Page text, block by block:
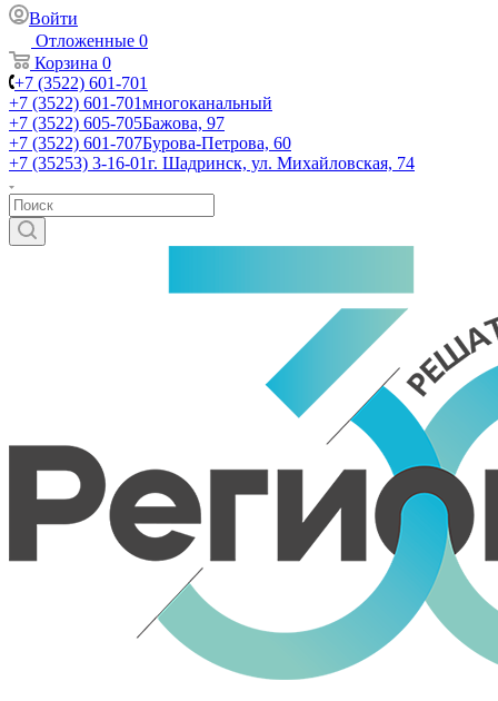
Войти
Отложенные 0
Корзина 0
+7 (3522) 601-701
+7 (3522) 601-701многоканальный
+7 (3522) 605-705Бажова, 97
+7 (3522) 601-707Бурова-Петрова, 60
+7 (35253) 3-16-01г. Шадринск, ул. Михайловская, 74